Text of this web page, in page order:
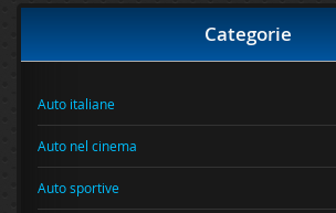
Categorie
Auto italiane
Auto nel cinema
Auto sportive